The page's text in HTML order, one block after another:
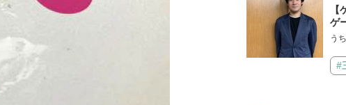
【
ゲ
き
え
つ
う
言
庭
#